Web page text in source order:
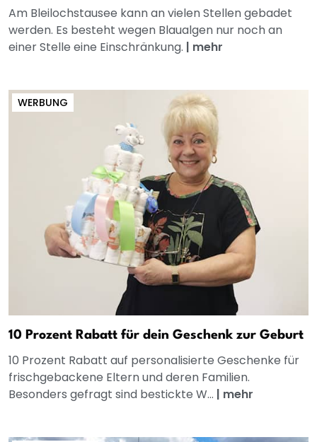
Am Bleilochstausee kann an vielen Stellen gebadet
werden. Es besteht wegen Blaualgen nur noch an
einer Stelle eine Einschränkung. | mehr
WERBUNG
10 Prozent Rabatt für dein Geschenk zur Geburt
10 Prozent Rabatt auf personalisierte Geschenke für
frischgebackene Eltern und deren Familien.
Besonders gefragt sind bestickte W... | mehr